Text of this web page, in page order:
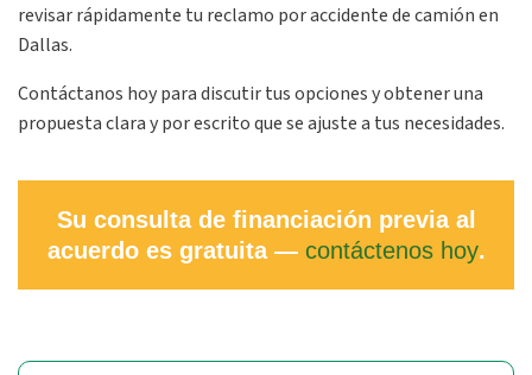
revisar rápidamente tu reclamo por accidente de camión en
Dallas.
Contáctanos hoy para discutir tus opciones y obtener una
propuesta clara y por escrito que se ajuste a tus necesidades.
Su consulta de financiación previa al
acuerdo es gratuita — contáctenos hoy.